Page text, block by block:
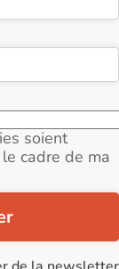
soient
cadre de ma